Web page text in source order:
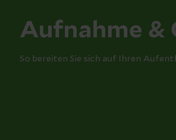
Aufnahme &
So bereiten Sie sich auf Ihren